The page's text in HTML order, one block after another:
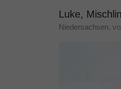
Luke,
Niedersachsen,